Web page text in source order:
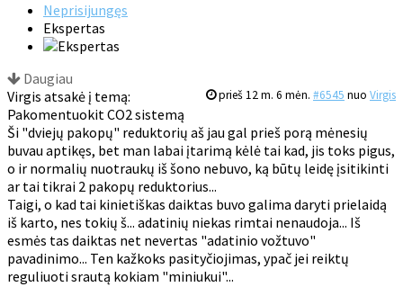
Neprisijungęs
Ekspertas
Daugiau
prieš 12 m. 6 mėn. #6545 nuo Virgis
Virgis atsakė į temą:
Pakomentuokit CO2 sistemą
Ši "dviejų pakopų" reduktorių aš jau gal prieš porą mėnesių
buvau aptikęs, bet man labai įtarimą kėlė tai kad, jis toks pigus,
o ir normalių nuotraukų iš šono nebuvo, ką būtų leidę įsitikinti
ar tai tikrai 2 pakopų reduktorius...
Taigi, o kad tai kinietiškas daiktas buvo galima daryti prielaidą
iš karto, nes tokių š... adatinių niekas rimtai nenaudoja... Iš
esmės tas daiktas net nevertas "adatinio vožtuvo"
pavadinimo... Ten kažkoks pasityčiojimas, ypač jei reiktų
reguliuoti srautą kokiam "miniukui"...